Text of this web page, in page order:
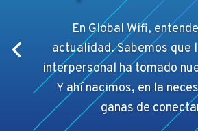
En Global Wifi,
actualidad. Sabemos que
interpersonal ha tomado
Y ahí nacimos, en la
ganas de